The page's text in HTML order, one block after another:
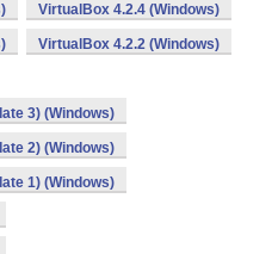
VirtualBox 4.2.4 (Windows)
VirtualBox 4.2.2 (Windows)
3) (Windows)
2) (Windows)
1) (Windows)